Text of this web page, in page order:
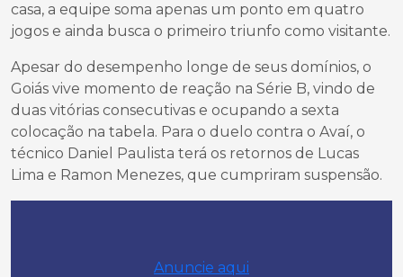
casa, a equipe soma apenas um ponto em quatro
jogos e ainda busca o primeiro triunfo como visitante.
Apesar do desempenho longe de seus domínios, o
Goiás vive momento de reação na Série B, vindo de
duas vitórias consecutivas e ocupando a sexta
colocação na tabela. Para o duelo contra o Avaí, o
técnico Daniel Paulista terá os retornos de Lucas
Lima e Ramon Menezes, que cumpriram suspensão.
Anuncie aqui